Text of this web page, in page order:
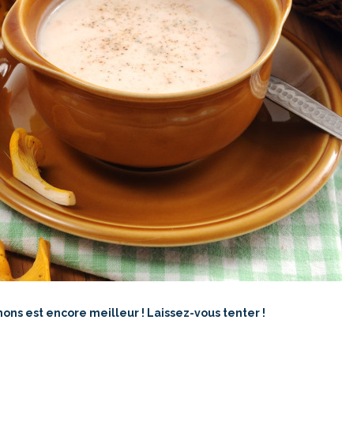
est encore meilleur ! Laissez-vous tenter !